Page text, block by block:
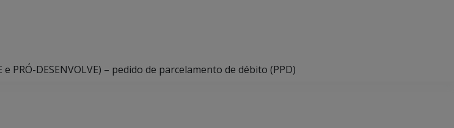
PRÓ-DESENVOLVE) – pedido de parcelamento de débito (PPD)